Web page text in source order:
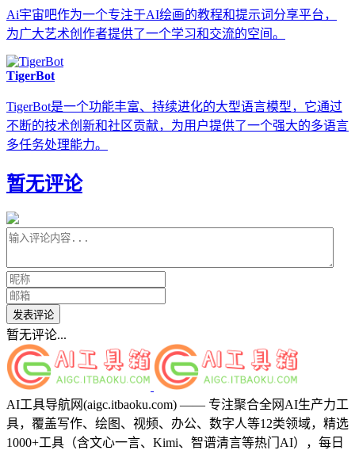
Ai宇宙吧作为一个专注于AI绘画的教程和提示词分享平台，
为广大艺术创作者提供了一个学习和交流的空间。
TigerBot
TigerBot是一个功能丰富、持续进化的大型语言模型，它通过
不断的技术创新和社区贡献，为用户提供了一个强大的多语言
多任务处理能力。
暂无评论
发表评论
暂无评论...
AI工具导航网(aigc.itbaoku.com) —— 专注聚合全网AI生产力工
具，覆盖写作、绘图、视频、办公、数字人等12类领域，精选
1000+工具（含文心一言、Kimi、智谱清言等热门AI），每日